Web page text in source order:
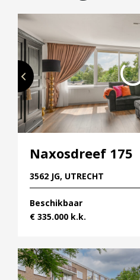
Naxosdreef 175
3562 JG, UTRECHT
Beschikbaar
€ 335.000 k.k.